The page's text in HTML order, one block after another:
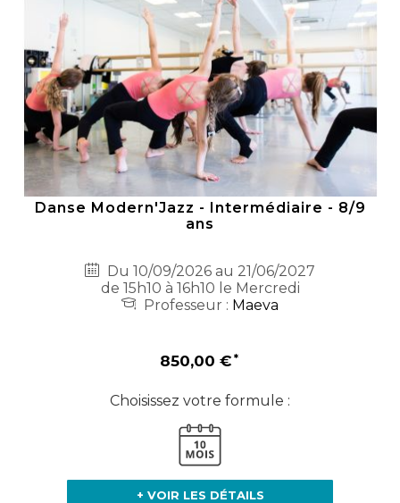
Danse Modern'Jazz - Intermédiaire - 8/9
ans
Du 10/09/2026 au 21/06/2027
de 15h10 à 16h10 le Mercredi
Professeur : Maeva
850,00 €
Choisissez votre formule :
+ VOIR LES DÉTAILS